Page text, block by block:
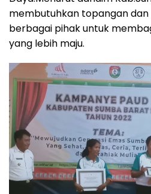
membutuhkan topangan
berbagai pihak untuk
yang lebih maju.